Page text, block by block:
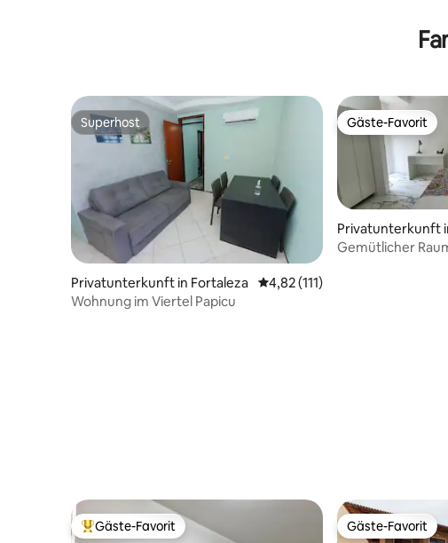
Superhost
Superhost
Privatunterkunft in Fortaleza Durchschnittliche Bewertung:
4,82 (111)
Wohnung im Viertel Papicu
Gäste-Favorit
Gäste-Favorit
Privatunterkunft
Gemütlicher
Beliebter Gäste-Favorit.
Gäste-Favorit Gäste-Favorit
Gäste-Favorit